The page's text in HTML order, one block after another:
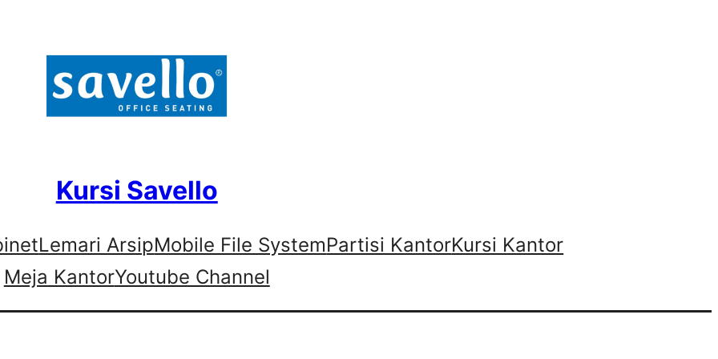
Kursi Savello
Lemari ArsipMobile File SystemPartisi KantorKursi Kantor
Meja KantorYoutube Channel